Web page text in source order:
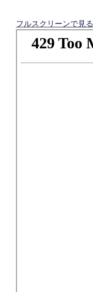
フルスクリーンで見る